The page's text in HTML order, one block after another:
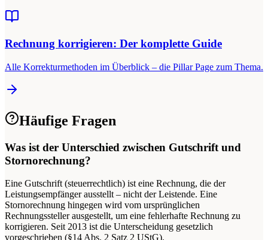
Rechnung korrigieren: Der komplette Guide
Alle Korrekturmethoden im Überblick – die Pillar Page zum Thema.
Häufige Fragen
Was ist der Unterschied zwischen Gutschrift und
Stornorechnung?
Eine Gutschrift (steuerrechtlich) ist eine Rechnung, die der
Leistungsempfänger ausstellt – nicht der Leistende. Eine
Stornorechnung hingegen wird vom ursprünglichen
Rechnungssteller ausgestellt, um eine fehlerhafte Rechnung zu
korrigieren. Seit 2013 ist die Unterscheidung gesetzlich
vorgeschrieben (§14 Abs. 2 Satz 2 UStG).